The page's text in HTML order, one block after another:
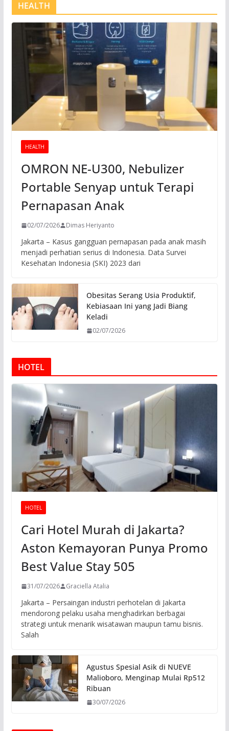
HEALTH
HEALTH
OMRON NE-U300, Nebulizer
Portable Senyap untuk Terapi
Pernapasan Anak
02/07/2026 Dimas Heriyanto
Jakarta – Kasus gangguan pernapasan pada anak masih
menjadi perhatian serius di Indonesia. Data Survei
Kesehatan Indonesia (SKI) 2023 dari
Obesitas Serang Usia Produktif,
Kebiasaan Ini yang Jadi Biang
Keladi
02/07/2026
HOTEL
HOTEL
Cari Hotel Murah di Jakarta?
Aston Kemayoran Punya Promo
Best Value Stay 505
31/07/2026 Graciella Atalia
Jakarta – Persaingan industri perhotelan di Jakarta
mendorong pelaku usaha menghadirkan berbagai
strategi untuk menarik wisatawan maupun tamu bisnis.
Salah
Agustus Spesial Asik di NUEVE
Malioboro, Menginap Mulai Rp512
Ribuan
30/07/2026